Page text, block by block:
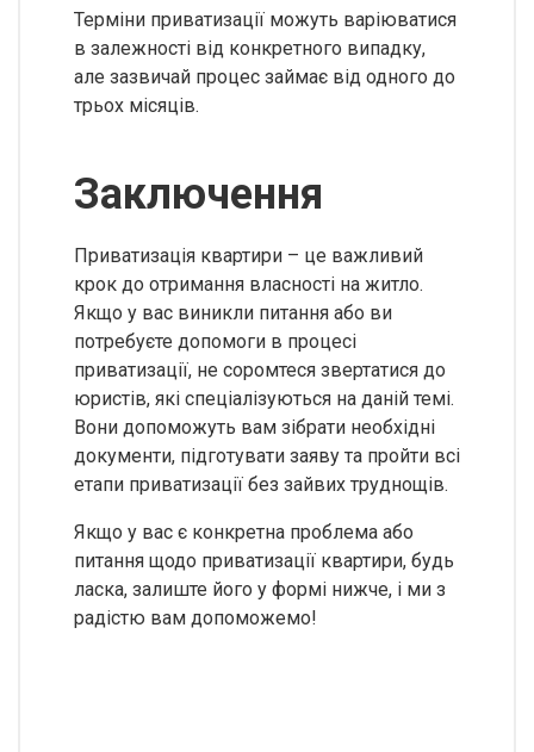
Терміни приватизації можуть варіюватися
в залежності від конкретного випадку,
але зазвичай процес займає від одного до
трьох місяців.
Заключення
Приватизація квартири – це важливий
крок до отримання власності на житло.
Якщо у вас виникли питання або ви
потребуєте допомоги в процесі
приватизації, не соромтеся звертатися до
юристів, які спеціалізуються на даній темі.
Вони допоможуть вам зібрати необхідні
документи, підготувати заяву та пройти всі
етапи приватизації без зайвих труднощів.
Якщо у вас є конкретна проблема або
питання щодо приватизації квартири, будь
ласка, залиште його у формі нижче, і ми з
радістю вам допоможемо!